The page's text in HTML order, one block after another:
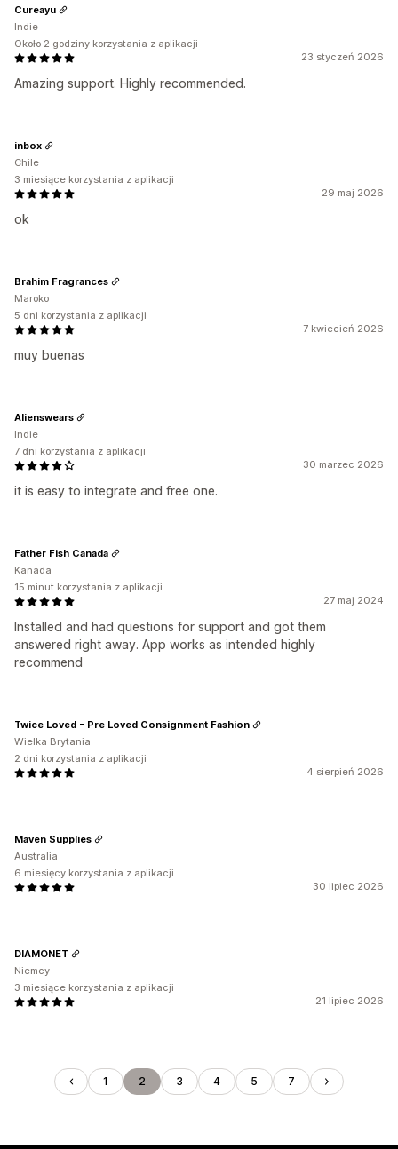
23 styczeń 2026
Amazing support. Highly recommended.
Cureayu
Indie
Około 2 godziny korzystania z aplikacji
29 maj 2026
ok
inbox
Chile
3 miesiące korzystania z aplikacji
7 kwiecień 2026
muy buenas
Brahim Fragrances
Maroko
5 dni korzystania z aplikacji
30 marzec 2026
it is easy to integrate and free one.
Alienswears
Indie
7 dni korzystania z aplikacji
27 maj 2024
Installed and had questions for support and got them
answered right away. App works as intended highly
recommend
Father Fish Canada
Kanada
15 minut korzystania z aplikacji
4 sierpień 2026
Twice Loved - Pre Loved Consignment Fashion
Wielka Brytania
2 dni korzystania z aplikacji
30 lipiec 2026
Maven Supplies
Australia
6 miesięcy korzystania z aplikacji
21 lipiec 2026
DIAMONET
Niemcy
3 miesiące korzystania z aplikacji
1 2 3 4 5 7